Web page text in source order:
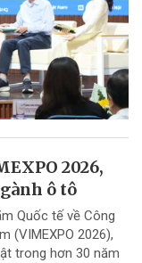
2026,
ô tô
Quốc tế về Công
(VIMEXPO 2026),
trong hơn 30 năm